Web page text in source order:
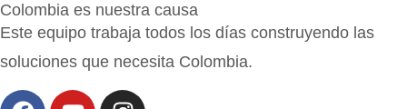
Colombia es nuestra causa
Este equipo trabaja todos los días construyendo las
soluciones que necesita Colombia.